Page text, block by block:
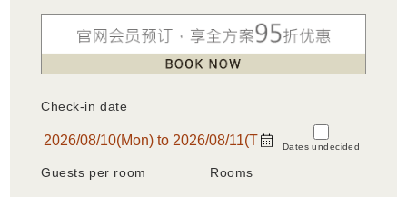
Check-in date
Dates undecided
Guests per room Rooms